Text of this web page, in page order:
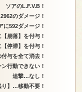
ソアのL.F.V.B！
のダメージ！
592ダメージ！
崩落】を付与！
停滞】を付与！
与を全て消去！
行動できない！
追撃…なし！
り】…移動不要！